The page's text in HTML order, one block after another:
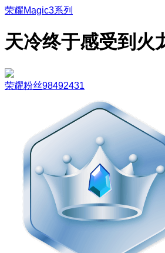
荣耀Magic3系列
天冷终于感受到火
荣耀粉丝98492431